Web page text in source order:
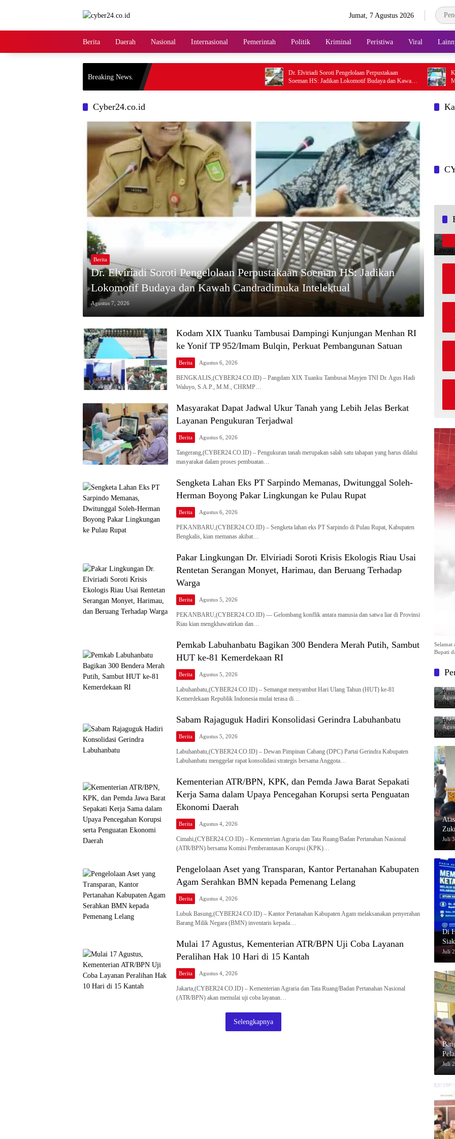
Jumat, 7 Agustus 2026
Berita Daerah Nasional Internasional Pemerintah Politik Kriminal Peristiwa Viral
Breaking News.
Dr. Elviriadi Soroti Pengelolaan Perpustakaan
Soeman HS: Jadikan Lokomotif Budaya dan Kawah
Candradimuka Intelektual
Kodam XIX
Menhan RI ke
Pembangunan
Cyber24.co.id
Berita
Dr. Elviriadi Soroti Pengelolaan Perpustakaan Soeman HS: Jadikan
Lokomotif Budaya dan Kawah Candradimuka Intelektual
Agustus 7, 2026
Kodam XIX Tuanku Tambusai Dampingi Kunjungan Menhan RI
ke Yonif TP 952/Imam Bulqin, Perkuat Pembangunan Satuan
Berita Agustus 6, 2026
BENGKALIS,(CYBER24.CO.ID) – Pangdam XIX Tuanku Tambusai Mayjen TNI Dr. Agus Hadi
Waluyo, S.A.P., M.M., CHRMP…
Masyarakat Dapat Jadwal Ukur Tanah yang Lebih Jelas Berkat
Layanan Pengukuran Terjadwal
Berita Agustus 6, 2026
Tangerang,(CYBER24.CO.ID) – Pengukuran tanah merupakan salah satu tahapan yang harus dilalui
masyarakat dalam proses pembuatan…
Sengketa Lahan Eks PT Sarpindo Memanas, Dwitunggal Soleh-
Herman Boyong Pakar Lingkungan ke Pulau Rupat
Berita Agustus 6, 2026
PEKANBARU,(CYBER24.CO.ID) – Sengketa lahan eks PT Sarpindo di Pulau Rupat, Kabupaten
Bengkalis, kian memanas akibat…
Pakar Lingkungan Dr. Elviriadi Soroti Krisis Ekologis Riau Usai
Rentetan Serangan Monyet, Harimau, dan Beruang Terhadap
Warga
Berita Agustus 5, 2026
PEKANBARU,(CYBER24.CO.ID) — Gelombang konflik antara manusia dan satwa liar di Provinsi
Riau kian mengkhawatirkan dan…
Pemkab Labuhanbatu Bagikan 300 Bendera Merah Putih, Sambut
HUT ke-81 Kemerdekaan RI
Berita Agustus 5, 2026
Labuhanbatu,(CYBER24.CO.ID) – Semangat menyambut Hari Ulang Tahun (HUT) ke-81
Kemerdekaan Republik Indonesia mulai terasa di…
Sabam Rajaguguk Hadiri Konsolidasi Gerindra Labuhanbatu
Berita Agustus 5, 2026
Labuhanbatu,(CYBER24.CO.ID) – Dewan Pimpinan Cabang (DPC) Partai Gerindra Kabupaten
Labuhanbatu menggelar rapat konsolidasi strategis bersama Anggota…
Kementerian ATR/BPN, KPK, dan Pemda Jawa Barat Sepakati
Kerja Sama dalam Upaya Pencegahan Korupsi serta Penguatan
Ekonomi Daerah
Berita Agustus 4, 2026
​Cimahi,(CYBER24.CO.ID) – Kementerian Agraria dan Tata Ruang/Badan Pertanahan Nasional
(ATR/BPN) bersama Komisi Pemberantasan Korupsi (KPK)…
Pengelolaan Aset yang Transparan, Kantor Pertanahan Kabupaten
Agam Serahkan BMN kepada Pemenang Lelang
Berita Agustus 4, 2026
Lubuk Basung,(CYBER24.CO.ID) – Kantor Pertanahan Kabupaten Agam melaksanakan penyerahan
Barang Milik Negara (BMN) inventaris kepada…
Mulai 17 Agustus, Kementerian ATR/BPN Uji Coba Layanan
Peralihan Hak 10 Hari di 15 Kantah
Berita Agustus 4, 2026
​Jakarta,(CYBER24.CO.ID) – Kementerian Agraria dan Tata Ruang/Badan Pertanahan Nasional
(ATR/BPN) akan memulai uji coba layanan…
Selengkapnya
Selamat
Bupati
Juli
Di
Juli
Juli